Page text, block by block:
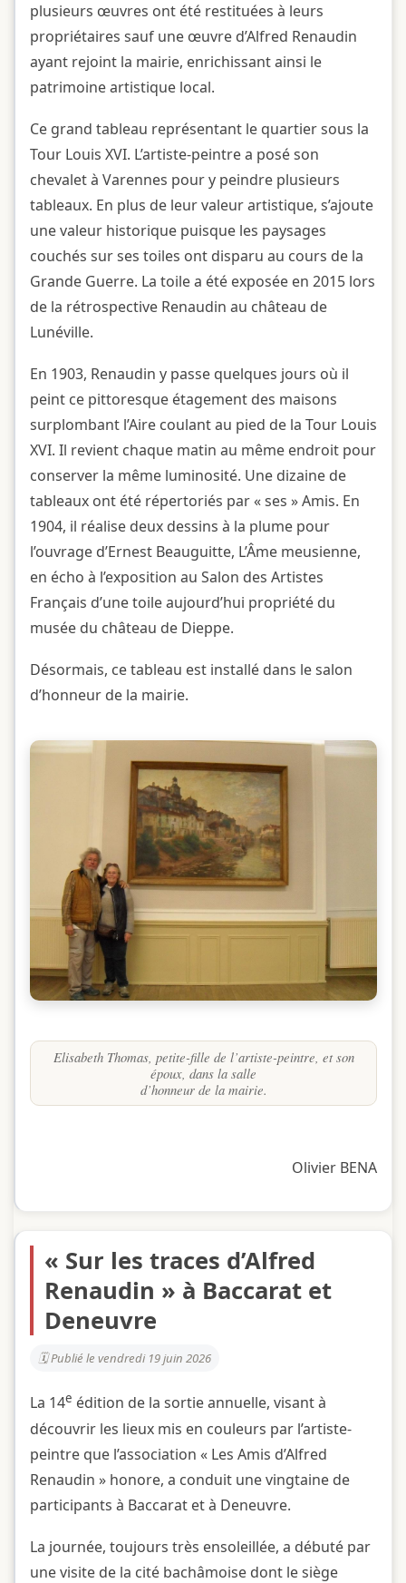
plusieurs œuvres ont été restituées à leurs
propriétaires sauf une œuvre d’Alfred Renaudin
ayant rejoint la mairie, enrichissant ainsi le
patrimoine artistique local.
Ce grand tableau représentant le quartier sous la
Tour Louis XVI. L’artiste-peintre a posé son
chevalet à Varennes pour y peindre plusieurs
tableaux. En plus de leur valeur artistique, s’ajoute
une valeur historique puisque les paysages
couchés sur ses toiles ont disparu au cours de la
Grande Guerre. La toile a été exposée en 2015 lors
de la rétrospective Renaudin au château de
Lunéville.
En 1903, Renaudin y passe quelques jours où il
peint ce pittoresque étagement des maisons
surplombant l’Aire coulant au pied de la Tour Louis
XVI. Il revient chaque matin au même endroit pour
conserver la même luminosité. Une dizaine de
tableaux ont été répertoriés par « ses » Amis. En
1904, il réalise deux dessins à la plume pour
l’ouvrage d’Ernest Beauguitte, L’Âme meusienne,
en écho à l’exposition au Salon des Artistes
Français d’une toile aujourd’hui propriété du
musée du château de Dieppe.
Désormais, ce tableau est installé dans le salon
d’honneur de la mairie.
Elisabeth Thomas, petite-fille de l’artiste-peintre, et son
époux, dans la salle
d’honneur de la mairie.
Olivier BENA
« Sur les traces d’Alfred
Renaudin » à Baccarat et
Deneuvre
Publié le vendredi 19 juin 2026
La 14e édition de la sortie annuelle, visant à
découvrir les lieux mis en couleurs par l’artiste-
peintre que l’association « Les Amis d’Alfred
Renaudin » honore, a conduit une vingtaine de
participants à Baccarat et à Deneuvre.
La journée, toujours très ensoleillée, a débuté par
une visite de la cité bachâmoise dont le siège